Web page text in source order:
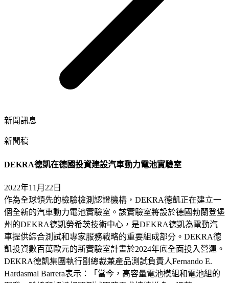
新聞訊息
新聞稿
DEKRA德凱在德國投資建設汽車動力電池實驗室
2022年11月22日
作為全球領先的檢驗檢測認證機構，DEKRA德凱正在建立一
個全新的汽車動力電池實驗室。該實驗室將設於德國勃蘭登堡
州的DEKRA德凱勞希茨技術中心，是DEKRA德凱為電動汽
車提供綜合測試和專家服務戰略的重要組成部分。DEKRA德
凱投資數百萬歐元的新實驗室計畫於2024年底全面投入營運。
DEKRA德凱集團執行副總裁兼產品測試負責人Fernando E.
Hardasmal Barrera表示：「當今，高容量電池模組和電池組的